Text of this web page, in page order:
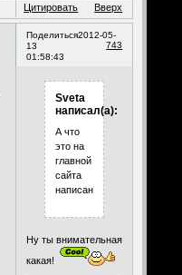
Цитировать Вверх
Поделиться
743
2012-05-
13
01:58:43
Sveta
написал(а):
А что
это на
главной
сайта
написано?
Ну ты внимательная
какая!